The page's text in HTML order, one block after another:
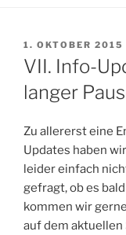
VERÖFFENTLICHT
AM
1. OKTOBER 2015
VII. Info-
langer
Zu allererst eine
Updates haben
leider einfach
gefragt, ob es
kommen wir
auf dem aktuellen